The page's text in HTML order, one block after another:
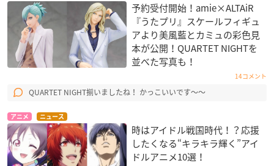
予約受付開始！amie×ALTAiR
『うたプリ』スケールフィギュ
アより美風藍とカミュの彩色見
本が公開！QUARTET NIGHT​を
並べた写真も！
14コメント
QUARTET NIGHT揃いましたね！ かっこいいです〜〜
アニメ ニュース
時はアイドル戦国時代！？応援
したくなる“キラキラ輝く”アイ
ドルアニメ10選！